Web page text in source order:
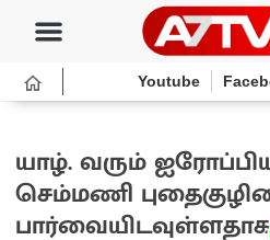
Youtube
யாழ். வரும் ஐரோப்பிய
செம்மணி